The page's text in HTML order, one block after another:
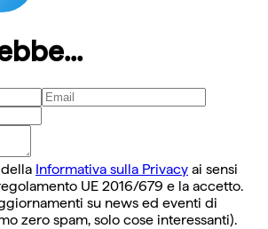
Informativa sulla Privacy ai sensi
UE 2016/679 e la accetto.
su news ed eventi di
zero spam, solo cose interessanti).